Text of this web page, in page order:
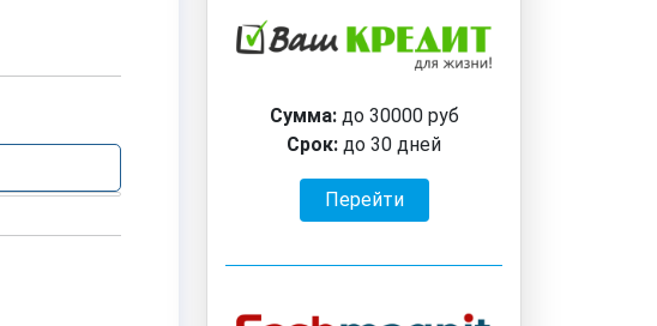
Сумма:до 30000 руб
Срок: до 30 дней
Перейти